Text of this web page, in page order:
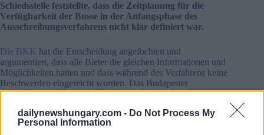
dailynewshungary.com - Do Not Process My
Personal Information
Schiedsstelle feststellte, dass die Zeitplanung für die
Verfügbarkeit der Busse in der Anfangsphase des
Ausschreibungsverfahrens nicht klar definiert war.
Die BKK hat die Entscheidung angefochten und
argumentiert, dass alle Bieter die gleichen Informationen und
Möglichkeiten hatten und dass während des Verfahrens keine
Beschwerden eingereicht wurden. Das Budapester
Stadtgericht bestätigte jedoch die Entscheidung des
Obwohl das Gerichtsurteil endgültig und bindend ist, erklärte